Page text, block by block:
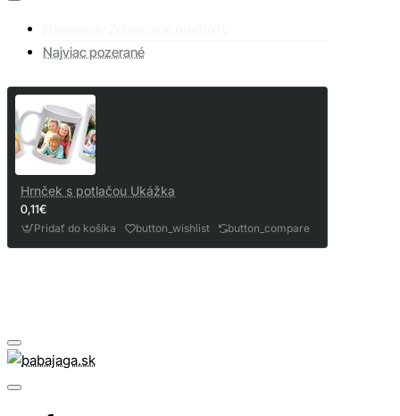
Najviac pozerané
Hrnček s potlačou Ukážka
0,11€
Pridať do košíka button_wishlist button_compare